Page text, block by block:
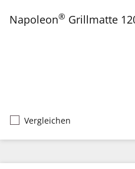
Napoleon® Grillmatte
Vergleichen